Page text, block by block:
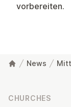
vorbereiten.
News
CHURCHES